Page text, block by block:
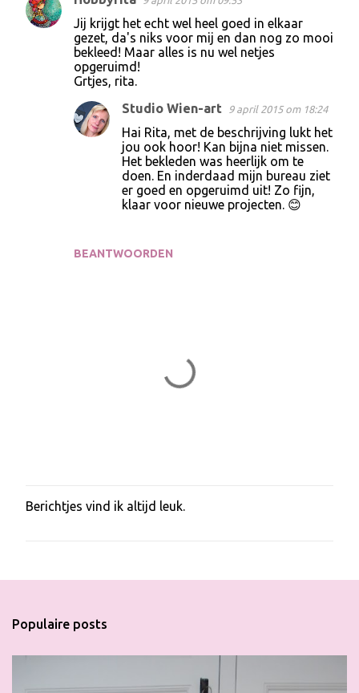
Jij krijgt het echt wel heel goed in elkaar
gezet, da's niks voor mij en dan nog zo mooi
bekleed! Maar alles is nu wel netjes
opgeruimd!
Grtjes, rita.
BEANTWOORDEN
Studio Wien-art 9 april 2015 om 18:24
Hai Rita, met de beschrijving lukt het
jou ook hoor! Kan bijna niet missen.
Het bekleden was heerlijk om te
doen. En inderdaad mijn bureau ziet
er goed en opgeruimd uit! Zo fijn,
klaar voor nieuwe projecten. 😊
E
a
i
p
Berichtjes vind ik altijd leuk.
Populaire posts